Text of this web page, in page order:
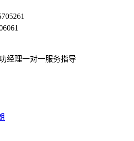
经理一对一服务指导